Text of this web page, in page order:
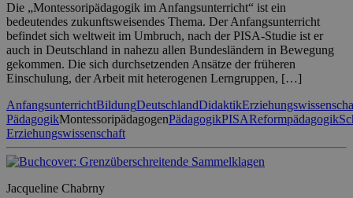
Die „Montessoripädagogik im Anfangsunterricht“ ist ein
bedeutendes zukunftsweisendes Thema. Der Anfangsunterricht
befindet sich weltweit im Umbruch, nach der PISA-Studie ist er
auch in Deutschland in nahezu allen Bundesländern in Bewegung
gekommen. Die sich durchsetzenden Ansätze der früheren
Einschulung, der Arbeit mit heterogenen Lerngruppen, […]
AnfangsunterrichtBildungDeutschlandDidaktik
PädagogikMontessoripädagogenPädagogikPISAReformpädagogik
Erziehungswissenschaft
Jacqueline Chabrny